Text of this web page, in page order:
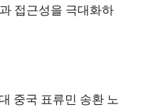
접근성을 극대화하
중국 표류민 송환 노